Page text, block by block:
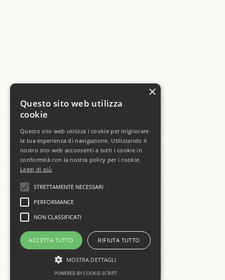
×
Questo sito web utilizza
cookie
Questo sito web utilizza i cookie per migliorare
la tua esperienza di navigazione. Utilizzando il
nostro sito web acconsenti a tutti i cookie in
conformità con la nostra policy per i cookie.
Leggi di più
STRETTAMENTE NECESSARI
PERFORMANCE
NON CLASSIFICATI
ACCETTA TUTTO RIFIUTA TUTTO
MOSTRA DETTAGLI
POWERED BY COOKIE-SCRIPT